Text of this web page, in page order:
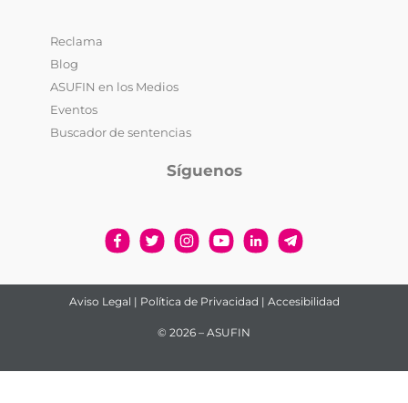
Reclama
Blog
ASUFIN en los Medios
Eventos
Buscador de sentencias
Síguenos
Aviso Legal | Política de Privacidad | Accesibilidad
© 2026 – ASUFIN